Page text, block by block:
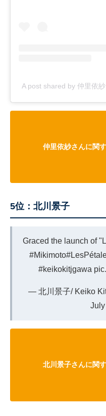
A post shared by 仲里依
仲里依紗さんに関
5位：北川景子
Graced the launch of
#Mikimoto
#keikokitjgawa
— 北川景子/ Keiko
北川景子さんに関